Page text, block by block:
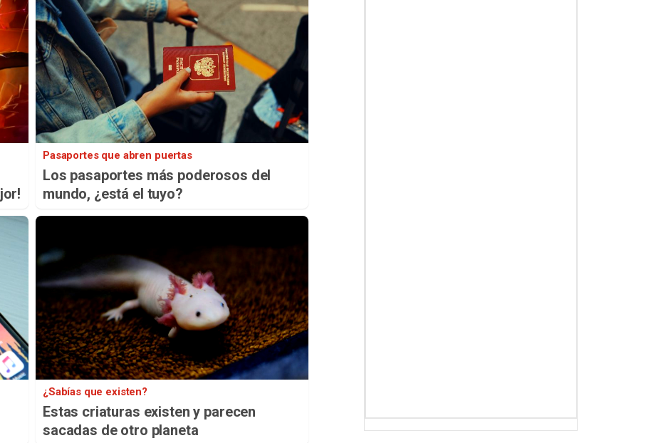
Pasaportes que abren puertas
Los pasaportes más poderosos del
mundo, ¿está el tuyo?
¿Sabías que existen?
Estas criaturas existen y parecen
sacadas de otro planeta